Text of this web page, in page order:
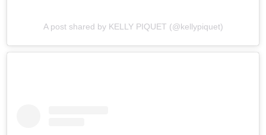
A post shared by KELLY PIQUET (@kellypiquet)